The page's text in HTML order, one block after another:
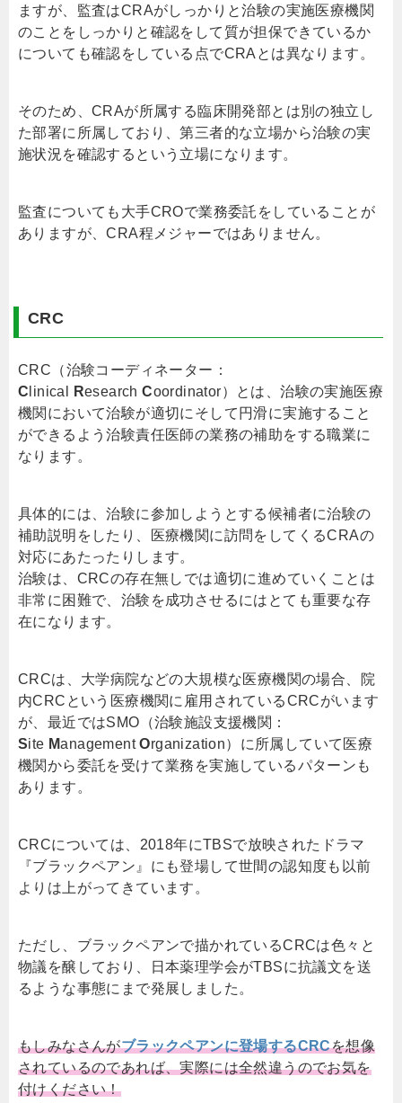
ますが、監査はCRAがしっかりと治験の実施医療機関
のことをしっかりと確認をして質が担保できているか
についても確認をしている点でCRAとは異なります。
そのため、CRAが所属する臨床開発部とは別の独立し
た部署に所属しており、第三者的な立場から治験の実
施状況を確認するという立場になります。
監査についても大手CROで業務委託をしていることが
ありますが、CRA程メジャーではありません。
CRC
CRC（治験コーディネーター：
C linical Research Coordinator）とは、治験の実施医療
機関において治験が適切にそして円滑に実施すること
ができるよう治験責任医師の業務の補助をする職業に
なります。
具体的には、治験に参加しようとする候補者に治験の
補助説明をしたり、医療機関に訪問をしてくるCRAの
対応にあたったりします。
治験は、CRCの存在無しでは適切に進めていくことは
非常に困難で、治験を成功させるにはとても重要な存
在になります。
CRCは、大学病院などの大規模な医療機関の場合、院
内CRCという医療機関に雇用されているCRCがいます
が、最近ではSMO（治験施設支援機関：
Site Management Organization）に所属していて医療
機関から委託を受けて業務を実施しているパターンも
あります。
CRCについては、2018年にTBSで放映されたドラマ
『ブラックペアン』にも登場して世間の認知度も以前
よりは上がってきています。
ただし、ブラックペアンで描かれているCRCは色々と
物議を醸しており、日本薬理学会がTBSに抗議文を送
るような事態にまで発展しました。
もしみなさんがブラックペアンに登場するCRCを想像
されているのであれば、実際には全然違うのでお気を
付けください！